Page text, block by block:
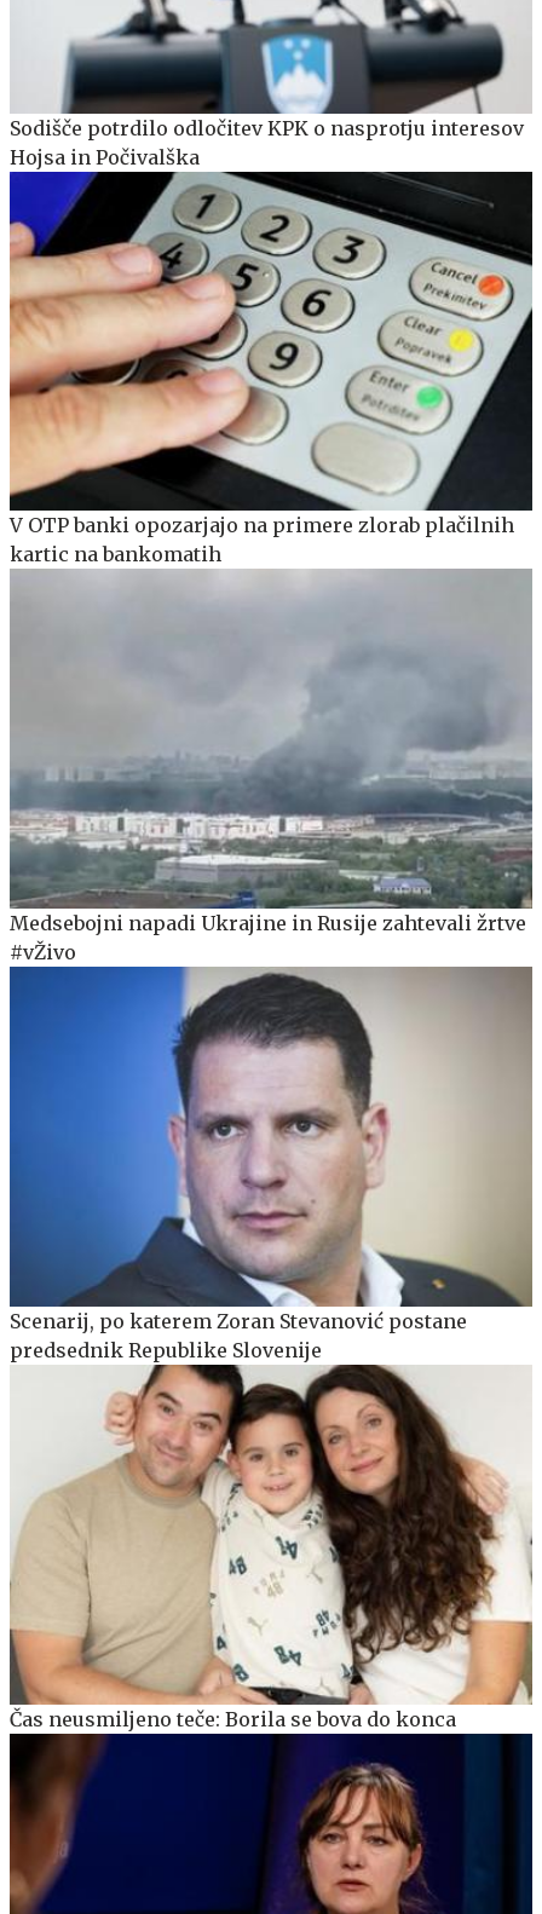
Sodišče potrdilo odločitev KPK o nasprotju interesov
Hojsa in Počivalška
V OTP banki opozarjajo na primere zlorab plačilnih
kartic na bankomatih
Medsebojni napadi Ukrajine in Rusije zahtevali žrtve
#vŽivo
Scenarij, po katerem Zoran Stevanović postane
predsednik Republike Slovenije
Čas neusmiljeno teče: Borila se bova do konca